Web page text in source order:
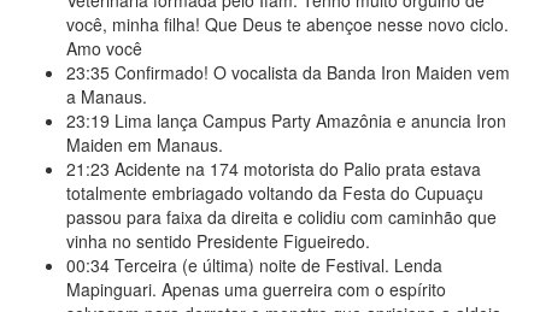
você, minha filha! Que Deus te abençoe nesse novo ciclo.
Amo você
23:35 Confirmado! O vocalista da Banda Iron Maiden vem
a Manaus.
23:19 Lima lança Campus Party Amazônia e anuncia Iron
Maiden em Manaus.
21:23 Acidente na 174 motorista do Palio prata estava
totalmente embriagado voltando da Festa do Cupuaçu
passou para faixa da direita e colidiu com caminhão que
vinha no sentido Presidente Figueiredo.
00:34 Terceira (e última) noite de Festival. Lenda
Mapinguari. Apenas uma guerreira com o espírito